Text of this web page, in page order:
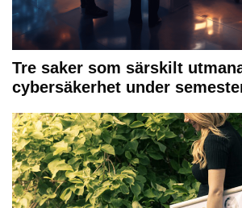
Tre saker som särskilt
cybersäkerhet under